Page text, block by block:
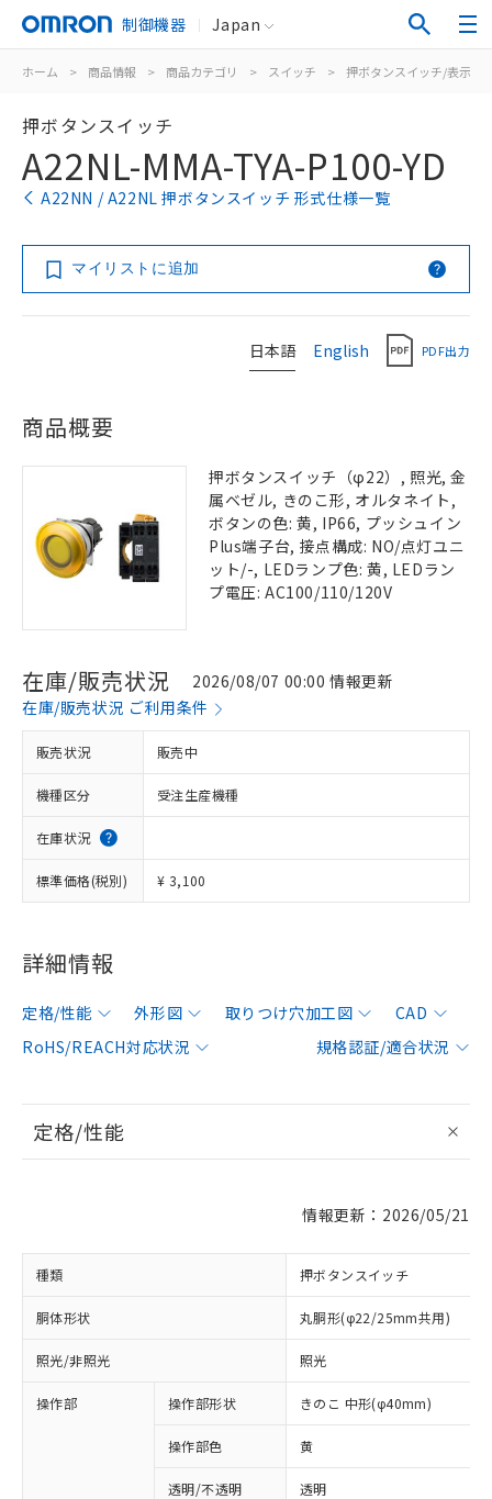
制御機器 Japan
ホーム > 商品情報 > 商品カテゴリ > スイッチ > 押ボタンスイッチ/表示灯
押ボタンスイッチ
A22NL-MMA-TYA-P100-YD
A22NN / A22NL 押ボタンスイッチ 形式仕様一覧
マイリストに追加
日本語 English PDF出力
商品概要
押ボタンスイッチ（φ22）, 照光, 金
属ベゼル, きのこ形, オルタネイト,
ボタンの色: 黄, IP66, プッシュイン
Plus端子台, 接点構成: NO/点灯ユニ
ット/-, LEDランプ色: 黄, LEDラン
プ電圧: AC100/110/120V
在庫/販売状況
2026/08/07 00:00 情報更新
在庫/販売状況 ご利用条件
販売状況 販売中
機種区分 受注生産機種
在庫状況
標準価格(税別) ¥ 3,100
詳細情報
定格/性能 外形図 取りつけ穴加工図
CAD
RoHS/REACH対応状況
規格認証/適合状況
定格/性能
情報更新：2026/05/21
種類 押ボタンスイッチ
胴体形状 丸胴形(φ22/25mm共用)
照光/非照光 照光
操作部 操作部形状 きのこ 中形(φ40mm)
操作部色 黄
透明/不透明 透明